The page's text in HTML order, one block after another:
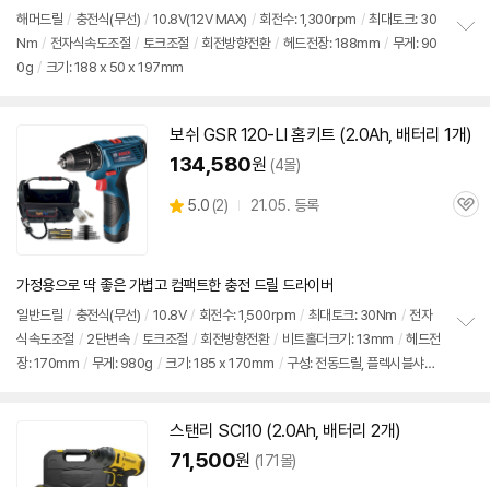
뷰
해머드릴 / 충전식(무선) / 10.8V(12VMAX) / 회전수: 1,300rpm / 최대토크: 30
Nm / 전자식속도조절 / 토크조절 / 회전방향전환 / 헤드전장: 188mm / 무게: 90
0g / 크기: 188 x 50 x 197mm
기
보쉬 GSR 120-LI 홈키트 (2.0Ah, 배터리 1개)
134,580원 (4몰)
별
5.0 (상
뷰
2) 21.05. 등록
관
가정용으로 딱 좋은 가볍고 컴팩트한 충전 드릴 드라이버
일반드릴 / 충전식(무선) / 10.8V / 회전수: 1,500rpm / 최대토크: 30Nm / 전자
식속도조절 / 2단변속 / 토크조절 / 회전방향전환 / 비트홀더크기: 13mm / 헤드전
장: 170mm / 무게: 980g / 크기: 185 x 170mm / 구성: 전동드릴, 플렉시블샤프
스탠리 SCI10 (2.0Ah, 배터리 2개)
71,500원 (171몰)